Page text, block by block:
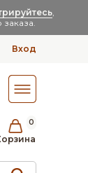
,
Вход
0